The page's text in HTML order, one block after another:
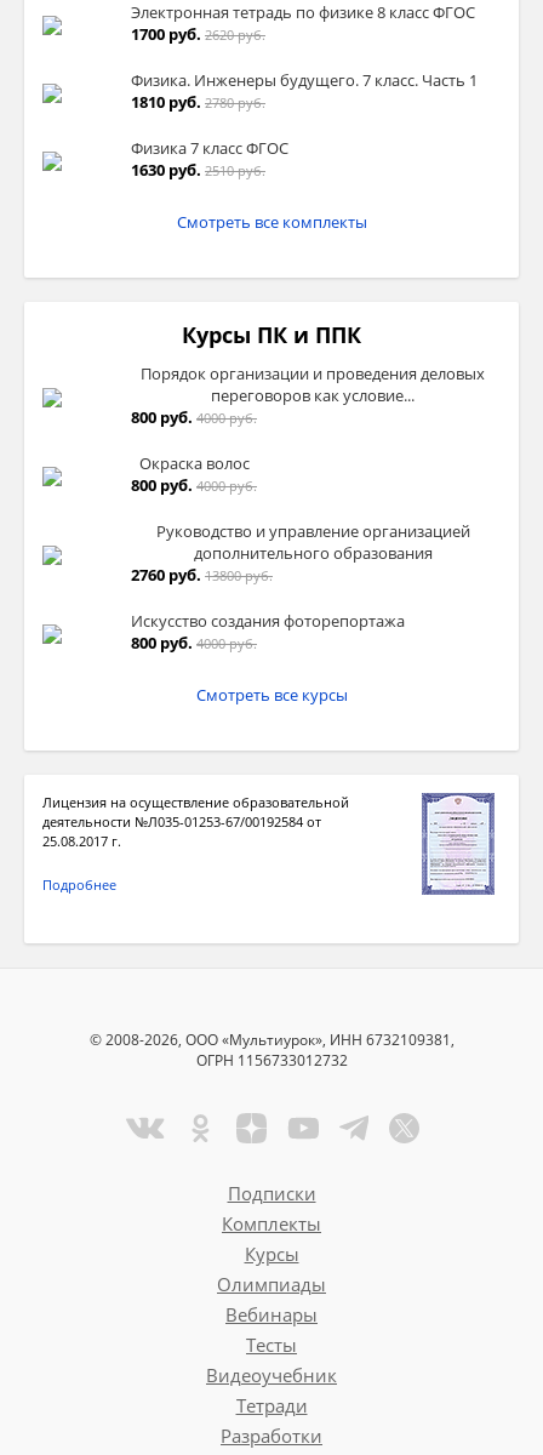
Электронная тетрадь по физике 8 класс ФГОС
1700 руб. 2620 руб.
Физика. Инженеры будущего. 7 класс. Часть 1
1810 руб. 2780 руб.
Физика 7 класс ФГОС
1630 руб. 2510 руб.
Смотреть все комплекты
Курсы ПК и ППК
Порядок организации и проведения деловых
переговоров как условие...
800 руб. 4000 руб.
Окраска волос
800 руб. 4000 руб.
Руководство и управление организацией
дополнительного образования
2760 руб. 13800 руб.
Искусство создания фоторепортажа
800 руб. 4000 руб.
Смотреть все курсы
Лицензия на осуществление образовательной
деятельности №Л035-01253-67/00192584 от
25.08.2017 г.
Подробнее
© 2008-2026, ООО «Мультиурок», ИНН 6732109381,
ОГРН 1156733012732
Подписки
Комплекты
Курсы
Олимпиады
Вебинары
Тесты
Видеоучебник
Тетради
Разработки